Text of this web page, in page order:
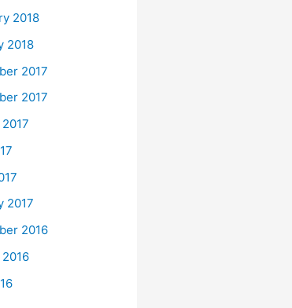
2018
2018
2017
2017
2017
2016